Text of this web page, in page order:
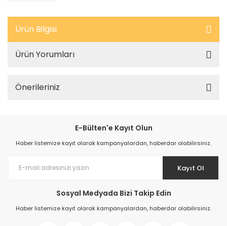
Ürün Bilgisi
Ürün Yorumları
Önerileriniz
E-Bülten'e Kayıt Olun
Haber listemize kayıt olarak kampanyalardan, haberdar olabilirsiniz.
Kayıt Ol
Sosyal Medyada Bizi Takip Edin
Haber listemize kayıt olarak kampanyalardan, haberdar olabilirsiniz.